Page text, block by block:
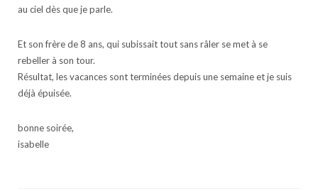
au ciel dès que je parle.
Et son frère de 8 ans, qui subissait tout sans râler se met à se
rebeller à son tour.
Résultat, les vacances sont terminées depuis une semaine et je suis
déjà épuisée.
bonne soirée,
isabelle